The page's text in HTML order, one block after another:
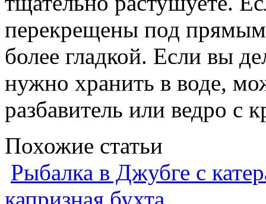
перекрещены под прямым
более гладкой. Если вы
нужно хранить в воде,
разбавитель или ведро с
Похожие статьи
Рыбалка в Джубге с
капризная бухта